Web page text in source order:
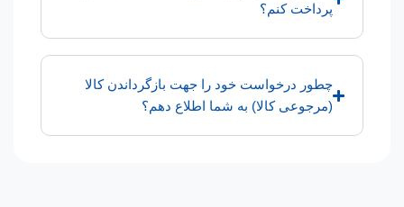
پرداخت کنم؟
چطور درخواست خود را جهت بازگرداندن کالا
(مرجوعی کالا) به شما اطلاع دهم؟